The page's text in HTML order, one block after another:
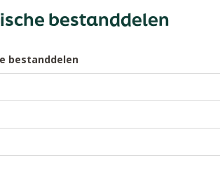
bestanddelen
bestanddelen